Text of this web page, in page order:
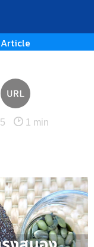
Article
1 min